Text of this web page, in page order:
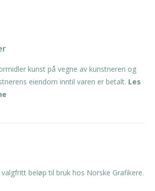
kunst på vegne av kunstneren og
eiendom inntil varen er betalt. Les
beløp til bruk hos Norske Grafikere.